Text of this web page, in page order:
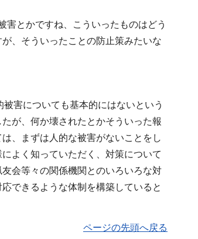
害とかですね、こういったものはどう
、そういったことの防止策みたいな
害についても基本的にはないという
が、何か壊されたとかそういった報
、まずは人的な被害がないことをし
よく知っていただく、対策について
会等々の関係機関とのいろいろな対
できるような体制を構築していると
ページの先頭へ戻る